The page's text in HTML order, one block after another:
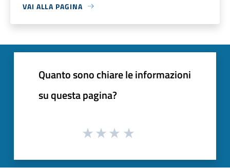
VAI ALLA PAGINA
Quanto sono chiare le informazioni
su questa pagina?